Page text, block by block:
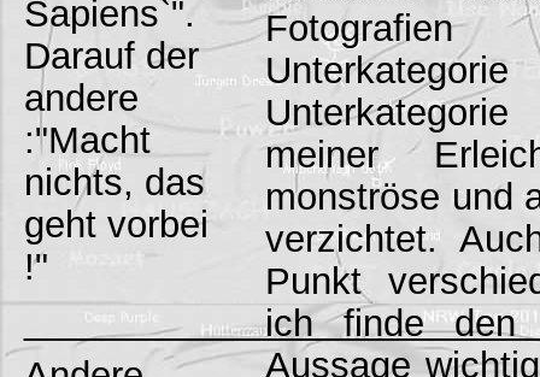
Sapiens`".
Darauf der
andere
:"Macht
nichts, das
geht vorbei
!"
Fotografien
meiner
monströse und
verzichtet.
Punkt
ich finde den
Aussage